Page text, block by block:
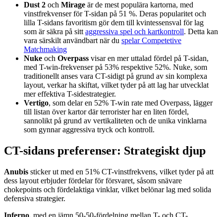
Dust 2 och Mirage är de mest populära kartorna, med
vinstfrekvenser för T-sidan på 51 %. Deras popularitet och
lilla T-sidans favoritism gör dem till kvintessensval för lag
som är säkra på sitt aggressiva spel och kartkontroll. Detta kan
vara särskilt användbart när du spelar Competetive
Matchmaking
Nuke och Overpass visar en mer uttalad fördel på T-sidan,
med T-win-frekvenser på 53% respektive 52%. Nuke, som
traditionellt anses vara CT-sidigt på grund av sin komplexa
layout, verkar ha skiftat, vilket tyder på att lag har utvecklat
mer effektiva T-sidestrategier.
Vertigo, som delar en 52% T-win rate med Overpass, lägger
till listan över kartor där terrorister har en liten fördel,
sannolikt på grund av vertikaliteten och de unika vinklarna
som gynnar aggressiva tryck och kontroll.
CT-sidans preferenser: Strategiskt djup
Anubis sticker ut med en 51% CT-vinstfrekvens, vilket tyder på att
dess layout erbjuder fördelar för försvaret, såsom snävare
chokepoints och fördelaktiga vinklar, vilket belönar lag med solida
defensiva strategier.